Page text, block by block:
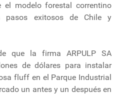
el modelo forestal correntino
pasos exitosos de Chile y
que la firma ARPULP SA
de dólares para instalar
fluff en el Parque Industrial
un antes y un después en